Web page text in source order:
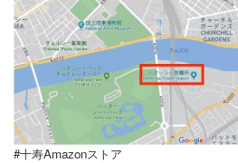
#十寿Amazonストア